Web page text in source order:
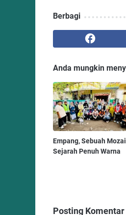
Berbagi
Anda mungkin
Empang, Sebuah
Sejarah Penuh Warna
Posting